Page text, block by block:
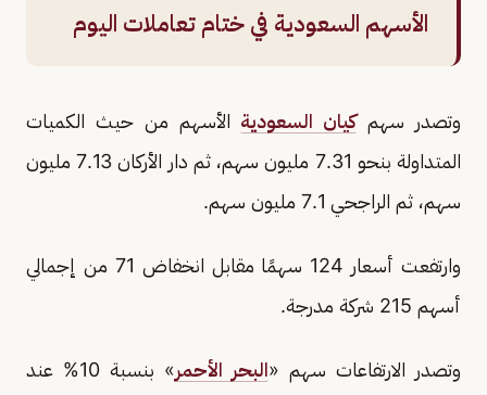
الأسهم السعودية في ختام تعاملات اليوم
وتصدر سهمكيان السعودية الأسهم من حيث الكميات
المتداولة بنحو 7.31 مليون سهم، ثم دار الأركان 7.13 مليون
سهم، ثم الراجحي 7.1 مليون سهم.
وارتفعت أسعار 124 سهمًا مقابل انخفاض 71 من إجمالي
أسهم 215 شركة مدرجة.
وتصدر الارتفاعات سهم «البحر الأحمر
» بنسبة 10% عند